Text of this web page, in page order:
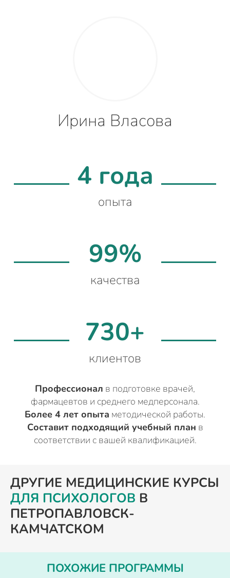
Ирина Власова
4 года
опыта
99%
качества
730+
клиентов
Профессионал в подготовке врачей,
фармацевтов и среднего медперсонала.
Более 4 лет опыта методической работы.
Составит подходящий учебный план в
соответствии с вашей квалификацией.
ДРУГИЕ МЕДИЦИНСКИЕ КУРСЫ
ДЛЯ ПСИХОЛОГОВ В
ПЕТРОПАВЛОВСК-
КАМЧАТСКОМ
ПОХОЖИЕ ПРОГРАММЫ